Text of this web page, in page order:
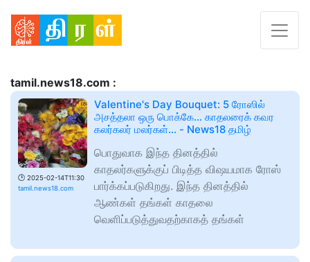
tamil.news18.com :
🕑 2025-02-14T11:30
tamil.news18.com
Valentine's Day Bouquet: 5 ரோஸில்
அசத்தலா ஒரு பொக்கே... காதலரைக் கவர
கலர்கலர் மலர்கள்... - News18 தமிழ்
பொதுவாக இந்த தினத்தில்
காதலர்களுக்குப் பிடித்த விஷயமாக ரோஸ்
பார்க்கப்படுகிறது. இந்த தினத்தில்
ஆண்கள் தங்கள் காதலை
வெளிப்படுத்துவதற்காகத் தங்கள்